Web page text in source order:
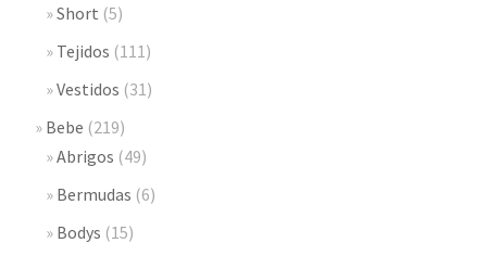
Short (5)
Tejidos (111)
Vestidos (31)
Bebe (219)
Abrigos (49)
Bermudas (6)
Bodys (15)